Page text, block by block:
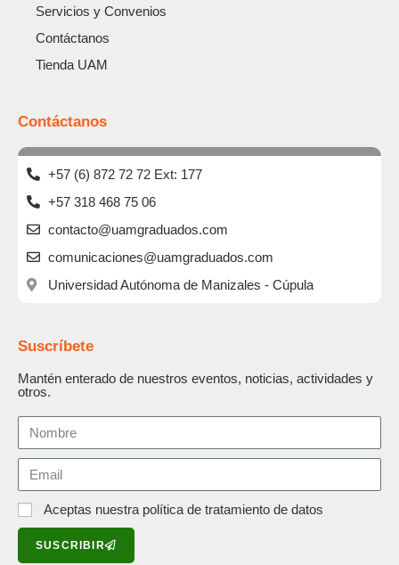
Servicios y Convenios
Contáctanos
Tienda UAM
Contáctanos
+57 (6) 872 72 72 Ext: 177
+57 318 468 75 06
contacto@uamgraduados.com
comunicaciones@uamgraduados.com
Universidad Autónoma de Manizales - Cúpula
Suscríbete
Mantén enterado de nuestros eventos, noticias, actividades y
otros.
Aceptas nuestra política de tratamiento de datos
SUSCRIBIR